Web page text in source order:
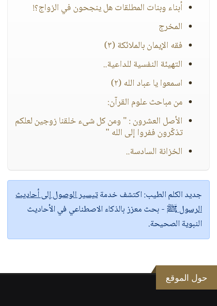
أبناء وبنات المطلقات هل ينجحون في الزواج؟!
المخرج
فقه الإيمان بالملائكة (٣)
التهيئة النفسية للداعية..
اسمعوا يا عباد الله (٢)
من مباحث علوم القرآن:
الأصل العشرون : " ومن كل شىء خلقنا زوجين لعلكم
تذكّرون ففروا إلى الله "
الخزانة السادسة..
جديد الكلم الطيب:اكتشف خدمةتيسير الوصول إلى أحاديث
الرسول ﷺ - بحث معزز بالذكاء الاصطناعي في الأحاديث
النبوية الصحيحة.
حول الموقع